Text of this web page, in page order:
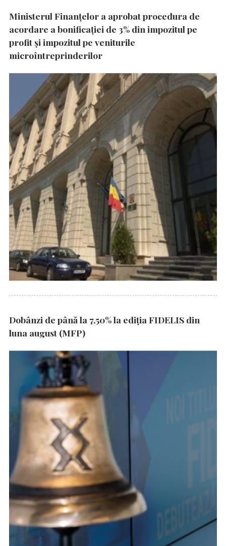
Ministerul Finanțelor a aprobat procedura de
acordare a bonificației de 3% din impozitul pe
profit și impozitul pe veniturile
microîntreprinderilor
Dobânzi de până la 7,50% la ediția FIDELIS din
luna august (MFP)